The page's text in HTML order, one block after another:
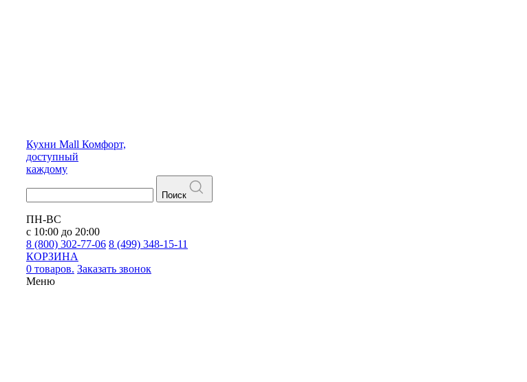
Кухни Mall Комфорт,
доступный
каждому
Поиск
ПН-ВС
с 10:00 до 20:00
8 (800) 302-77-06 8 (499) 348-15-11
КОРЗИНА
0 товаров. Заказать звонок
Меню